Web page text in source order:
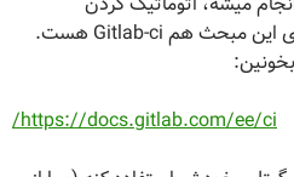
کارهاست. و یکی از زیرشاخه های این مبحث هم Gitlab-ci هست.
https://docs.gitlab.com/ee/ci/